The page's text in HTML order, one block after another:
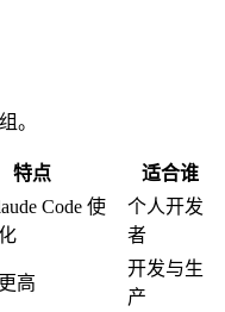
。
特点
适合谁
Code 使
个人开发
者
高
开发与生
产